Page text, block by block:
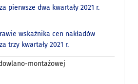
pierwsze dwa kwartały 2021 r.
wskaźnika cen nakładów
trzy kwartały 2021 r.
montażowej